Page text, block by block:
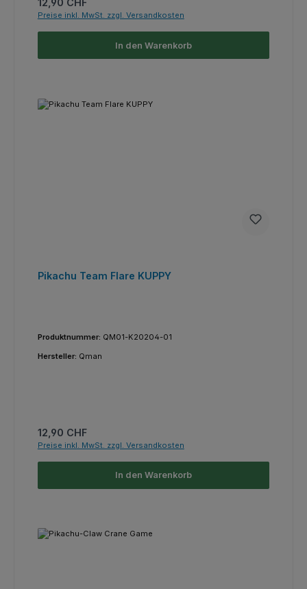
12,90 CHF
Preise inkl. MwSt. zzgl. Versandkosten
In den Warenkorb
Pikachu Team Flare KUPPY
Produktnummer: QM01-K20204-01
Hersteller: Qman
Regulärer Preis:
12,90 CHF
Preise inkl. MwSt. zzgl. Versandkosten
In den Warenkorb